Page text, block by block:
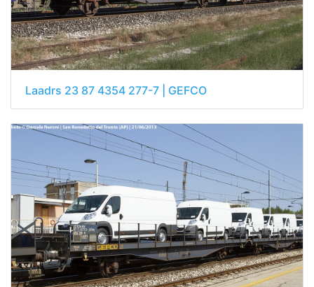
Laadrs 23 87 4354 277-7 | GEFCO